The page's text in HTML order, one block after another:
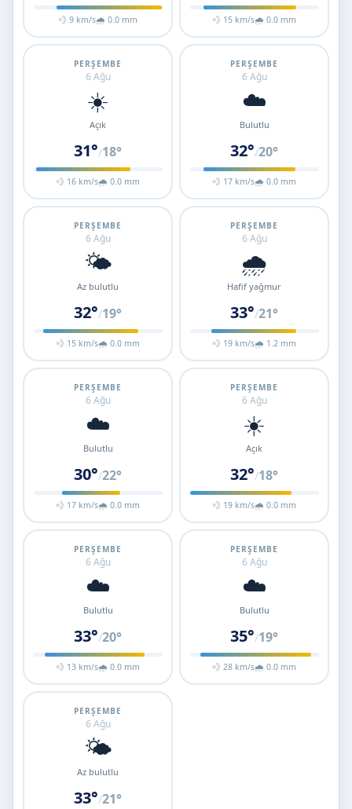
💨 9 km/s🌧 0.0 mm 💨 15 km/s🌧 0.0 mm
PERŞEMBE
6 Ağu
☀️
Açık
31°/18°
💨 16 km/s🌧 0.0 mm
PERŞEMBE
6 Ağu
☁️
Bulutlu
32°/20°
💨 17 km/s🌧 0.0 mm
PERŞEMBE
6 Ağu
🌤️
Az bulutlu
32°/19°
💨 15 km/s🌧 0.0 mm
PERŞEMBE
6 Ağu
🌧️
Hafif yağmur
33°/21°
💨 19 km/s🌧 1.2 mm
PERŞEMBE
6 Ağu
☁️
Bulutlu
30°/22°
💨 17 km/s🌧 0.0 mm
PERŞEMBE
6 Ağu
☀️
Açık
32°/18°
💨 19 km/s🌧 0.0 mm
PERŞEMBE
6 Ağu
☁️
Bulutlu
33°/20°
💨 13 km/s🌧 0.0 mm
PERŞEMBE
6 Ağu
☁️
Bulutlu
35°/19°
💨 28 km/s🌧 0.0 mm
PERŞEMBE
6 Ağu
🌤️
Az bulutlu
33°/21°